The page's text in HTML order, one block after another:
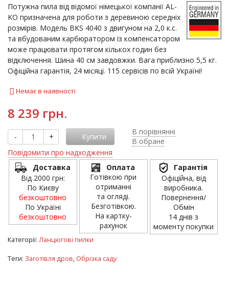
Потужна пила від відомої німецької компанії AL-
KO призначена для роботи з деревиною середніх
розмірів. Модель BKS 4040 з двигуном на 2,0 к.с.
та вбудованим карбюратором із компенсатором
може працювати протягом кількох годин без
відключення. Шина 40 см завдовжки. Вага приблизно 5,5 кг.
Офіційна гарантія, 24 місяці. 115 сервісів по всій Україні!
Немає в наявності
8 239 грн.
- +
Купити
Повідомити про надходження
В порівнянні
В обране
Доставка
Від 2000 грн:
По Києву
безкоштовно
По Україні
безкоштовно
Оплата
Готівкою при
отриманні
та огляді.
Безготівкою.
На картку-
рахунок
Гарантія
Офіційна, від
виробника.
Повернення/
Обмін
14 днів з
моменту покупки
Категорії: Ланцюгові пилки
Теги: Заготівля дров, Обрізка саду